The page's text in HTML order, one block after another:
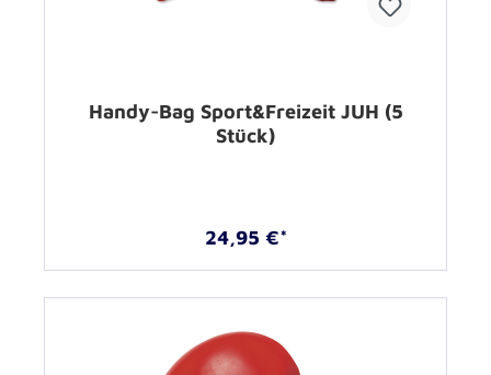
Handy-Bag Sport&Freizeit JUH (5
Stück)
24,95 €*